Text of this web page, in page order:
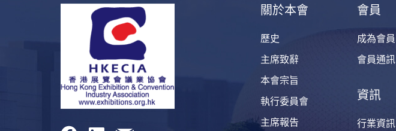
關於本會
歷史
主席致辭
本會宗旨
執行委員會
主席報告
會員
成為會員
會員通訊
資訊
行業資訊